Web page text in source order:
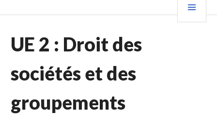
au
principal
UE 2 : Droit des
sociétés et des
groupements